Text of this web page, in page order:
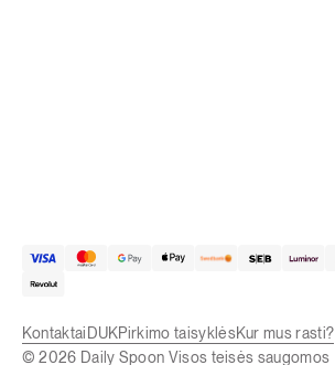
Kontaktai DUKPirkimo taisyklėsKur mus rasti?
© 2026 Daily Spoon Visos teisės saugomos